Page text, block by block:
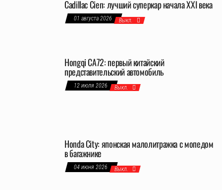
Cadillac Cien: лучший суперкар начала XXI века
01 августа 2026 Выкл.
Hongqi CA72: первый китайский
представительский автомобиль
12 июля 2026 Выкл.
Honda City: японская малолитражка с мопедом
в багажнике
04 июня 2026 Выкл.